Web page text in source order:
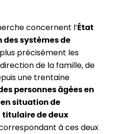
concernent l’ État
des systèmes de
précisément les
de la famille, de
une trentaine
personnes âgées en
situation de
titulaire de deux
à ces deux